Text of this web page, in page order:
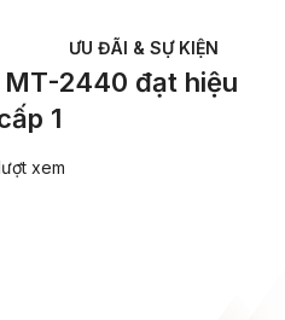
ƯU ĐÃI & SỰ KIỆN
MT-2440 đạt hiệu
1
xem